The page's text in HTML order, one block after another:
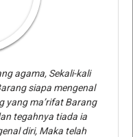
agama, Sekali-kali
siapa mengenal
yang ma’rifat Barang
tegahnya tiada ia
diri, Maka telah